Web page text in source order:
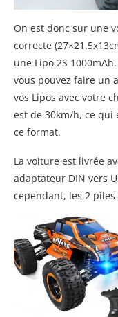
On est donc sur une
correcte
une Lipo 2S
vous pouvez faire un
vos Lipos avec votre
est de 30km/h, ce
ce format.
La voiture est livrée
adaptateur DIN vers
cependant, les 2